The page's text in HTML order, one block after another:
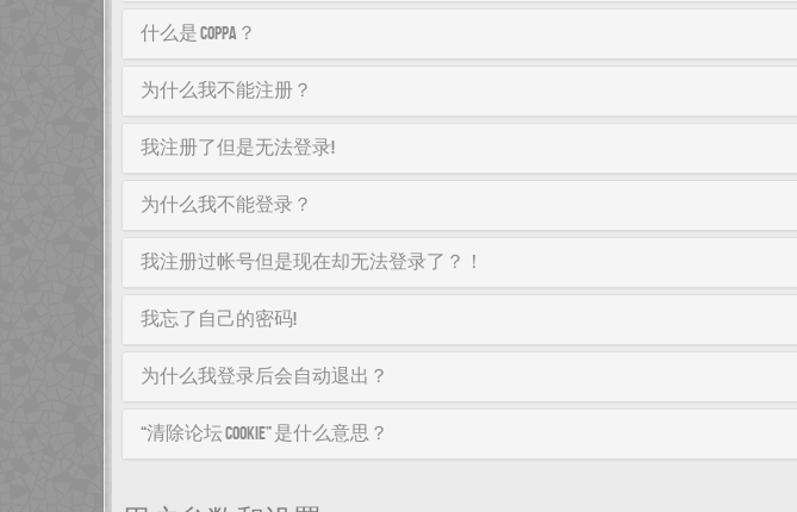
什么是 COPPA？
为什么我不能注册？
我注册了但是无法登录!
为什么我不能登录？
我注册过帐号但是现在却无法登录了？！
我忘了自己的密码!
为什么我登录后会自动退出？
“清除论坛 cookie” 是什么意思？